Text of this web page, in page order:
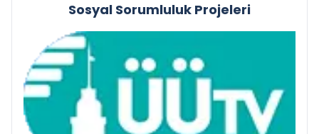
Sosyal Sorumluluk Projeleri